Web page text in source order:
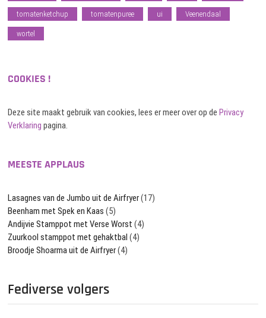
tomatenketchup tomatenpuree ui Veenendaal
wortel
COOKIES !
Deze site maakt gebruik van cookies, lees er meer over op dePrivacy
Verklaring pagina.
MEESTE APPLAUS
Lasagnes van de Jumbo uit de Airfryer(17)
Beenham met Spek en Kaas (5)
Andijvie Stamppot met Verse Worst (4)
Zuurkool stamppot met gehaktbal (4)
Broodje Shoarma uit de Airfryer(4)
Fediverse volgers